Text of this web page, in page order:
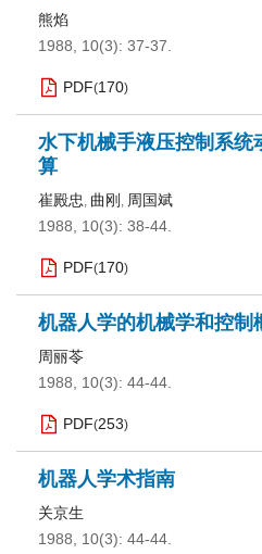
熊焰
1988, 10(3): 37-37.
PDF(170)
水下机械手液压控制系统
算
崔殿忠, 曲刚 , 周国斌
1988, 10(3): 38-44.
PDF(170)
机器人学的机械学和控制
周丽苓
1988, 10(3): 44-44.
PDF(253)
机器人学术指南
关京生
1988, 10(3): 44-44.